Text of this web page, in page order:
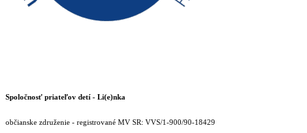
Spoločnosť priateľov detí - Li(e)nka
občianske združenie - registrované MV SR: VVS/1-900/90-18429